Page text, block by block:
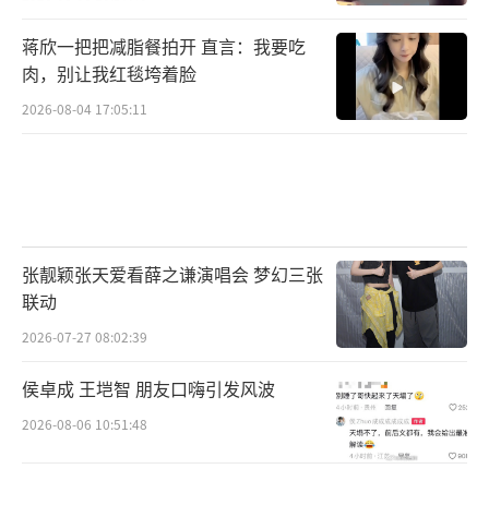
蒋欣一把把减脂餐拍开 直言：我要吃
肉，别让我红毯垮着脸
2026-08-04 17:05:11
张靓颖张天爱看薛之谦演唱会 梦幻三张
联动
2026-07-27 08:02:39
侯卓成 王垲智 朋友口嗨引发风波
2026-08-06 10:51:48